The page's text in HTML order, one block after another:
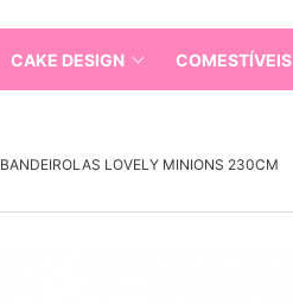
CAKE DESIGN COMESTÍVEIS
BANDEIROLAS LOVELY MINIONS 230CM